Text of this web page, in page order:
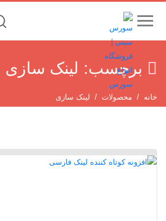
برچسب: لینک سازی
خانه محصولات لینک سازی